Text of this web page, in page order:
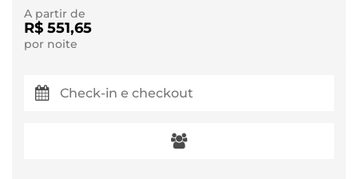
A partir de
R$ 551,65
por noite